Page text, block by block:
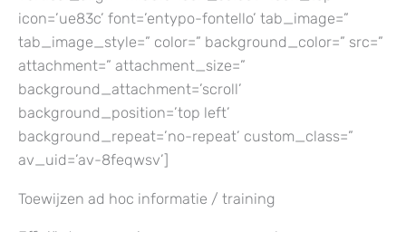
icon=’ue83c’ font=’entypo-fontello’ tab_image=”
tab_image_style=” color=” background_color=” src=”
attachment=” attachment_size=”
background_attachment=’scroll’
background_position=’top left’
background_repeat=’no-repeat’ custom_class=”
av_uid=’av-8feqwsv’]
Toewijzen ad hoc informatie / training